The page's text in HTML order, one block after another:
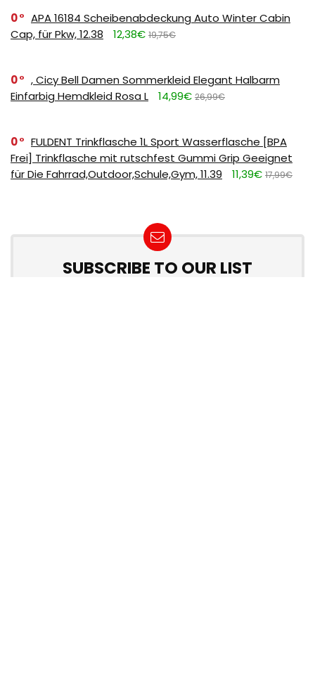
0
APA 16184 Scheibenabdeckung Auto Winter Cabin
Cap, für Pkw, 12.38
12,38€ 19,75€
0
, Cicy Bell Damen Sommerkleid Elegant Halbarm
Einfarbig Hemdkleid Rosa L
14,99€ 26,99€
0
FULDENT Trinkflasche 1L Sport Wasserflasche [BPA
Frei] Trinkflasche mit rutschfest Gummi Grip Geeignet
für Die Fahrrad,Outdoor,Schule,Gym, 11.39
11,39€ 17,99€
SUBSCRIBE TO OUR LIST